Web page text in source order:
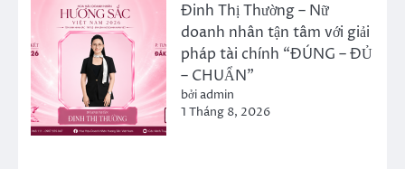
Đinh Thị Thường – Nữ
doanh nhân tận tâm với giải
pháp tài chính “ĐÚNG – ĐỦ
– CHUẨN”
bởi admin
1 Tháng 8, 2026